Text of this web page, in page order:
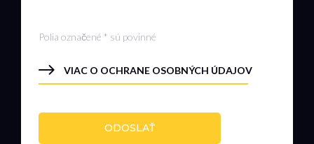
Polia označené * sú povinné
VIAC O OCHRANE OSOBNÝCH ÚDAJOV
ODOSLAŤ